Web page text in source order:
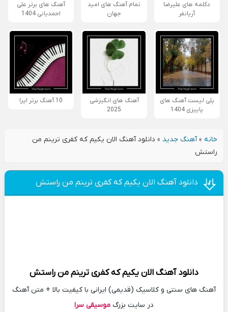
دکلمه های علیرضا
آریانفر
تمام آهنگ های امید
جهان
آهنگ های برتر علی
احمدیانی 1404
پلی لیست آهنگ های
پاییزی 1404
آهنگ های انگیزشی
2025
10 آهنگ برتر اپرا
خانه»آهنگ جدید » دانلود آهنگ الان یکیم که کفری ترینم من
راستش
دانلود آهنگ الان یکیم که کفری ترینم من راستش
دانلود آهنگالان یکیم که کفری ترینم من راستش
آهنگ های سنتی و کلاسیک (قدیمی) ایرانی با کیفیت بالا + متن آهنگ
در سایت بزرگ موسیقی سرا